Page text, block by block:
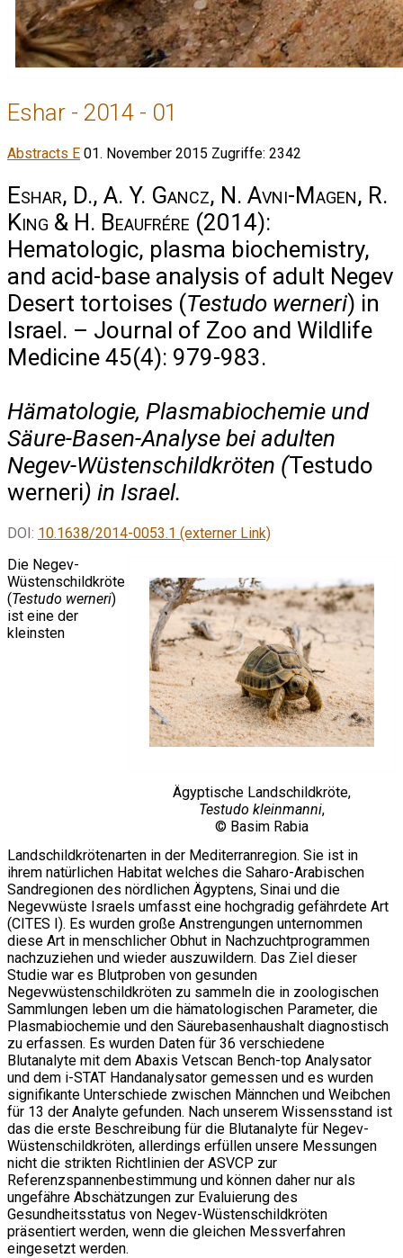
Eshar - 2014 - 01
Abstracts E 01. November 2015 Zugriffe: 2342
Eshar, D., A. Y. Gancz, N. Avni-Magen, R.
King & H. Beaufrére (2014):
Hematologic, plasma biochemistry,
and acid-base analysis of adult Negev
Desert tortoises (Testudo werneri) in
Israel. – Journal of Zoo and Wildlife
Medicine 45(4): 979-983.
Hämatologie, Plasmabiochemie und
Säure-Basen-Analyse bei adulten
Negev-Wüstenschildkröten (Testudo
werneri) in Israel.
DOI: 10.1638/2014-0053.1 (externer Link)
Ägyptische Landschildkröte,
Testudo kleinmanni,
© Basim Rabia
Die Negev-
Wüstenschildkröte
(Testudo werneri)
ist eine der
kleinsten
Landschildkrötenarten in der Mediterranregion. Sie ist in
ihrem natürlichen Habitat welches die Saharo-Arabischen
Sandregionen des nördlichen Ägyptens, Sinai und die
Negevwüste Israels umfasst eine hochgradig gefährdete Art
(CITES I). Es wurden große Anstrengungen unternommen
diese Art in menschlicher Obhut in Nachzuchtprogrammen
nachzuziehen und wieder auszuwildern. Das Ziel dieser
Studie war es Blutproben von gesunden
Negevwüstenschildkröten zu sammeln die in zoologischen
Sammlungen leben um die hämatologischen Parameter, die
Plasmabiochemie und den Säurebasenhaushalt diagnostisch
zu erfassen. Es wurden Daten für 36 verschiedene
Blutanalyte mit dem Abaxis Vetscan Bench-top Analysator
und dem i-STAT Handanalysator gemessen und es wurden
signifikante Unterschiede zwischen Männchen und Weibchen
für 13 der Analyte gefunden. Nach unserem Wissensstand ist
das die erste Beschreibung für die Blutanalyte für Negev-
Wüstenschildkröten, allerdings erfüllen unsere Messungen
nicht die strikten Richtlinien der ASVCP zur
Referenzspannenbestimmung und können daher nur als
ungefähre Abschätzungen zur Evaluierung des
Gesundheitsstatus von Negev-Wüstenschildkröten
präsentiert werden, wenn die gleichen Messverfahren
eingesetzt werden.